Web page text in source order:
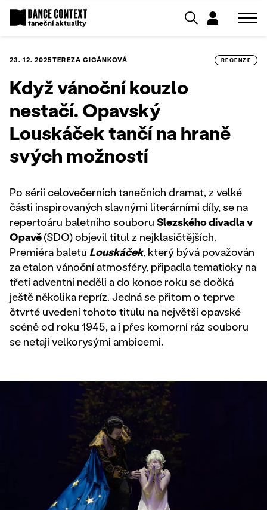
23. 12. 2025TEREZA CIGÁNKOVÁ RECENZE
Když vánoční kouzlo
nestačí. Opavský
Louskáček tančí na hraně
svých možností
Po sérii celovečerních tanečních dramat, z velké
části inspirovaných slavnými literárními díly, se na
repertoáru baletního souboru Slezského divadla v
Opavě(SDO) objevil titul z nejklasičtějších.
Premiéra baletu Louskáček, který bývá považován
za etalon vánoční atmosféry, připadla tematicky na
třetí adventní neděli a do konce roku se dočká
ještě několika repríz. Jedná se přitom o teprve
čtvrté uvedení tohoto titulu na největší opavské
scéně od roku 1945, a i přes komorní ráz souboru
se netají velkorysými ambicemi.